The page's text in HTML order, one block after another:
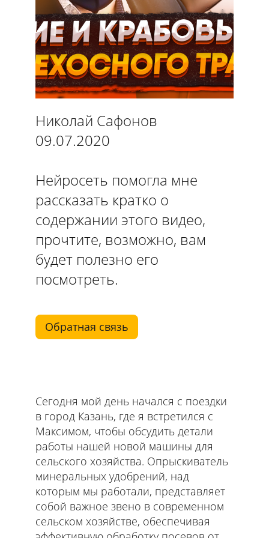
Николай Сафонов
09.07.2020
Нейросеть помогла мне
рассказать кратко о
содержании этого видео,
прочтите, возможно, вам
будет полезно его
посмотреть.
Обратная связь
Сегодня мой день начался с поездки
в город Казань, где я встретился с
Максимом, чтобы обсудить детали
работы нашей новой машины для
сельского хозяйства. Опрыскиватель
минеральных удобрений, над
которым мы работали, представляет
собой важное звено в современном
сельском хозяйстве, обеспечивая